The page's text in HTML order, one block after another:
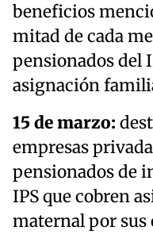
beneficios
mitad de cada
pensionados del
asignación
15 de marzo:
empresas
pensionados de
IPS que cobren
maternal por sus